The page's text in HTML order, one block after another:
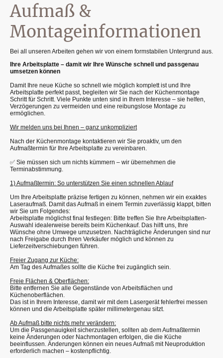
Aufmaß &
Montageinformationen
Bei all unseren Arbeiten gehen wir von einem formstabilen Untergrund aus.
Ihre Arbeitsplatte – damit wir Ihre Wünsche schnell und passgenau
umsetzen können
Damit Ihre neue Küche so schnell wie möglich komplett ist und Ihre
Arbeitsplatte perfekt passt, begleiten wir Sie nach der Küchenmontage
Schritt für Schritt. Viele Punkte unten sind in Ihrem Interesse – sie helfen,
Verzögerungen zu vermeiden und eine reibungslose Montage zu
ermöglichen.
Wir melden uns bei Ihnen – ganz unkompliziert
Nach der Küchenmontage kontaktieren wir Sie proaktiv, um den
Aufmaßtermin für Ihre Arbeitsplatte zu vereinbaren.
✅ Sie müssen sich um nichts kümmern – wir übernehmen die
Terminabstimmung.
1) Aufmaßtermin: So unterstützen Sie einen schnellen Ablauf
Um Ihre Arbeitsplatte präzise fertigen zu können, nehmen wir ein exaktes
Laseraufmaß. Damit das Aufmaß in einem Termin zuverlässig klappt, bitten
wir Sie um Folgendes:
Arbeitsplatte möglichst final festlegen: Bitte treffen Sie Ihre Arbeitsplatten-
Auswahl idealerweise bereits beim Küchenkauf. Das hilft uns, Ihre
Wünsche ohne Umwege umzusetzen. Nachträgliche Änderungen sind nur
nach Freigabe durch Ihren Verkäufer möglich und können zu
Lieferzeitverschiebungen führen.
Freier Zugang zur Küche:
Am Tag des Aufmaßes sollte die Küche frei zugänglich sein.
Freie Flächen & Oberflächen:
Bitte entfernen Sie alle Gegenstände von Arbeitsflächen und
Küchenoberflächen.
Das ist in Ihrem Interesse, damit wir mit dem Lasergerät fehlerfrei messen
können und die Arbeitsplatte später millimetergenau sitzt.
Ab Aufmaß bitte nichts mehr verändern:
Um die Passgenauigkeit sicherzustellen, sollten ab dem Aufmaßtermin
keine Änderungen oder Nachmontagen erfolgen, die die Küche
beeinflussen. Änderungen können ein neues Aufmaß mit Neuproduktion
erforderlich machen – kostenpflichtig.